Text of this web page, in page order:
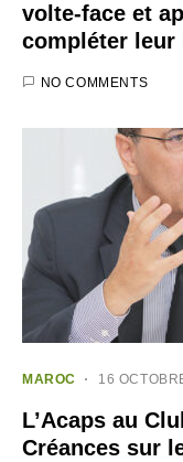
volte-face et
compléter leur
NO COMMENTS
MAROC 16
L’Acaps au
Créances sur